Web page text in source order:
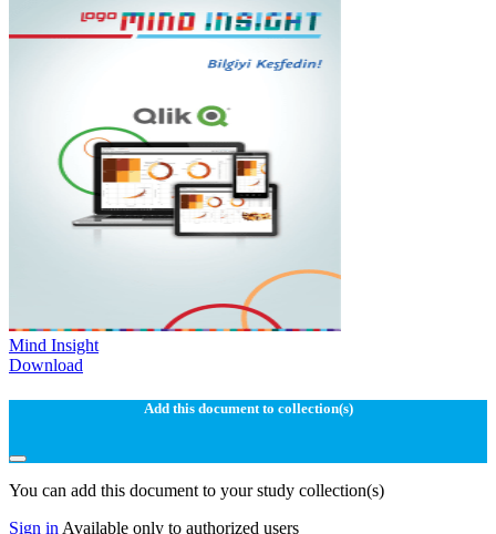
Mind Insight
Download
Add this document to collection(s)
You can add this document to your study collection(s)
Sign in Available only to authorized users